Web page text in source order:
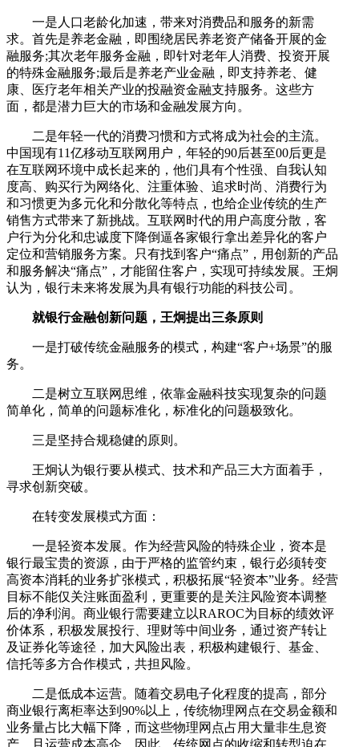
一是人口老龄化加速，带来对消费品和服务的新需
求。首先是养老金融，即围绕居民养老资产储备开展的金
融服务;其次老年服务金融，即针对老年人消费、投资开展
的特殊金融服务;最后是养老产业金融，即支持养老、健
康、医疗老年相关产业的投融资金融支持服务。这些方
面，都是潜力巨大的市场和金融发展方向。
二是年轻一代的消费习惯和方式将成为社会的主流。
中国现有11亿移动互联网用户，年轻的90后甚至00后更是
在互联网环境中成长起来的，他们具有个性强、自我认知
度高、购买行为网络化、注重体验、追求时尚、消费行为
和习惯更为多元化和分散化等特点，也给企业传统的生产
销售方式带来了新挑战。互联网时代的用户高度分散，客
户行为分化和忠诚度下降倒逼各家银行拿出差异化的客户
定位和营销服务方案。只有找到客户“痛点”，用创新的产品
和服务解决“痛点”，才能留住客户，实现可持续发展。王炯
认为，银行未来将发展为具有银行功能的科技公司。
就银行金融创新问题，王炯提出三条原则
一是打破传统金融服务的模式，构建“客户+场景”的服
务。
二是树立互联网思维，依靠金融科技实现复杂的问题
简单化，简单的问题标准化，标准化的问题极致化。
三是坚持合规稳健的原则。
王炯认为银行要从模式、技术和产品三大方面着手，
寻求创新突破。
在转变发展模式方面：
一是轻资本发展。作为经营风险的特殊企业，资本是
银行最宝贵的资源，由于严格的监管约束，银行必须转变
高资本消耗的业务扩张模式，积极拓展“轻资本”业务。经营
目标不能仅关注账面盈利，更重要的是关注风险资本调整
后的净利润。商业银行需要建立以RAROC为目标的绩效评
价体系，积极发展投行、理财等中间业务，通过资产转让
及证券化等途径，加大风险出表，积极构建银行、基金、
信托等多方合作模式，共担风险。
二是低成本运营。随着交易电子化程度的提高，部分
商业银行离柜率达到90%以上，传统物理网点在交易金额和
业务量占比大幅下降，而这些物理网点占用大量非生息资
产，且运营成本高企，因此，传统网点的收缩和转型迫在